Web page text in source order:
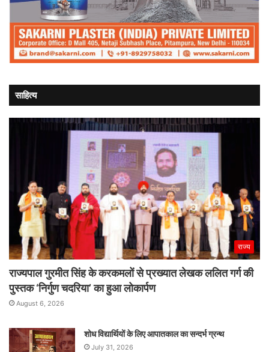
साहित्य
राज्य
राज्यपाल गुरमीत सिंह के करकमलों से प्रख्यात लेखक ललित गर्ग की
पुस्तक ‘निर्गुण चदरिया’ का हुआ लोकार्पण
August 6, 2026
शोध विद्यार्थियों के लिए आपातकाल का सन्दर्भ ग्रन्थ
July 31, 2026